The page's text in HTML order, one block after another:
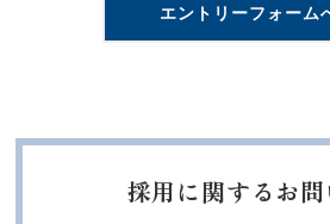
エントリーフォーム
採用に関するお